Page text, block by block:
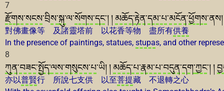
7
རྫོགས་སངས་བྲིས་སྐུ་ལ་སོགས་དང་། ། མཆོད་རྟེན་དམ་པ་མངོན་ཕྱོགས
對佛畫像等 及諸靈塔前 以花香等物 盡所有供養
In the presence of paintings, statues, stupas, and other
8
ཀུན་བཟང་སྤྱོད་ལས་གསུངས་པ་ཡི། ། མཆོད་པ་རྣམ་པ་བདུན་དག་ཀྱང་། །
亦以普賢行 所說七支供 以至菩提藏 不退轉之心